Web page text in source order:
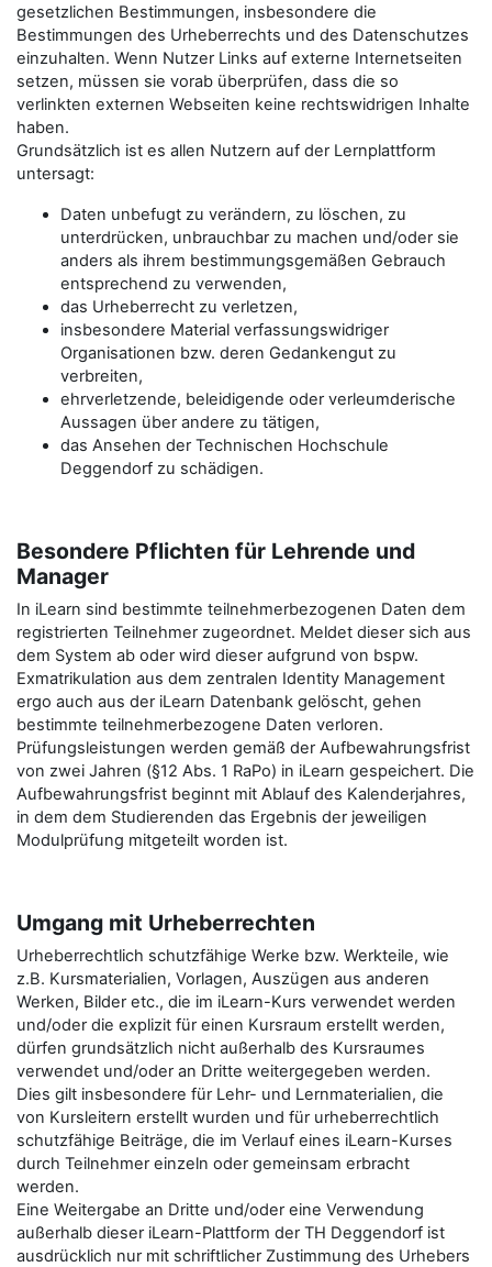
gesetzlichen Bestimmungen, insbesondere die
Bestimmungen des Urheberrechts und des Datenschutzes
einzuhalten. Wenn Nutzer Links auf externe Internetseiten
setzen, müssen sie vorab überprüfen, dass die so
verlinkten externen Webseiten keine rechtswidrigen Inhalte
haben.
Grundsätzlich ist es allen Nutzern auf der Lernplattform
untersagt:
Daten unbefugt zu verändern, zu löschen, zu
unterdrücken, unbrauchbar zu machen und/oder sie
anders als ihrem bestimmungsgemäßen Gebrauch
entsprechend zu verwenden,
das Urheberrecht zu verletzen,
insbesondere Material verfassungswidriger
Organisationen bzw. deren Gedankengut zu
verbreiten,
ehrverletzende, beleidigende oder verleumderische
Aussagen über andere zu tätigen,
das Ansehen der Technischen Hochschule
Deggendorf zu schädigen.
Besondere Pflichten für Lehrende und
Manager
In iLearn sind bestimmte teilnehmerbezogenen Daten dem
registrierten Teilnehmer zugeordnet. Meldet dieser sich aus
dem System ab oder wird dieser aufgrund von bspw.
Exmatrikulation aus dem zentralen Identity Management
ergo auch aus der iLearn Datenbank gelöscht, gehen
bestimmte teilnehmerbezogene Daten verloren.
Prüfungsleistungen werden gemäß der Aufbewahrungsfrist
von zwei Jahren (§12 Abs. 1 RaPo) in iLearn gespeichert. Die
Aufbewahrungsfrist beginnt mit Ablauf des Kalenderjahres,
in dem dem Studierenden das Ergebnis der jeweiligen
Modulprüfung mitgeteilt worden ist.
Umgang mit Urheberrechten
Urheberrechtlich schutzfähige Werke bzw. Werkteile, wie
z.B. Kursmaterialien, Vorlagen, Auszügen aus anderen
Werken, Bilder etc., die im iLearn-Kurs verwendet werden
und/oder die explizit für einen Kursraum erstellt werden,
dürfen grundsätzlich nicht außerhalb des Kursraumes
verwendet und/oder an Dritte weitergegeben werden.
Dies gilt insbesondere für Lehr- und Lernmaterialien, die
von Kursleitern erstellt wurden und für urheberrechtlich
schutzfähige Beiträge, die im Verlauf eines iLearn-Kurses
durch Teilnehmer einzeln oder gemeinsam erbracht
werden.
Eine Weitergabe an Dritte und/oder eine Verwendung
außerhalb dieser iLearn-Plattform der TH Deggendorf ist
ausdrücklich nur mit schriftlicher Zustimmung des Urhebers